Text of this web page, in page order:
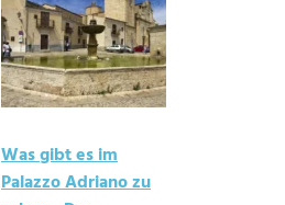
Was gibt es im
Palazzo Adriano zu